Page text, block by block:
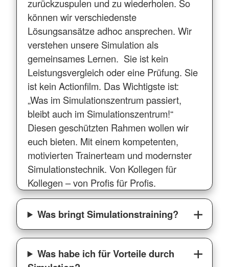
zurückzuspulen und zu wiederholen. So
können wir verschiedenste
Lösungsansätze adhoc ansprechen. Wir
verstehen unsere Simulation als
gemeinsames Lernen. Sie ist kein
Leistungsvergleich oder eine Prüfung. Sie
ist kein Actionfilm. Das Wichtigste ist:
„Was im Simulationszentrum passiert,
bleibt auch im Simulationszentrum!“
Diesen geschützten Rahmen wollen wir
euch bieten. Mit einem kompetenten,
motivierten Trainerteam und modernster
Simulationstechnik. Von Kollegen für
Kollegen – von Profis für Profis.
Was bringt Simulationstraining?
Was habe ich für Vorteile durch